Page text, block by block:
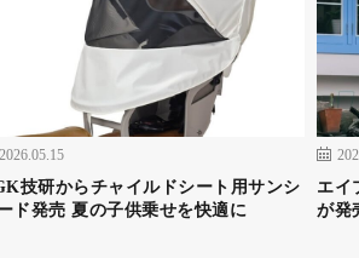
2026.05.15
技研からチャイルドシート用サンシ
ド発売 夏の子供乗せを快適に
エイ
が発